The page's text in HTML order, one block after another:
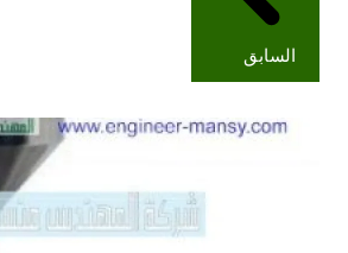
السابق